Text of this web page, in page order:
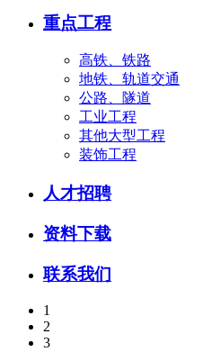
重点工程
高铁、铁路
地铁、轨道交通
公路、隧道
工业工程
其他大型工程
装饰工程
人才招聘
资料下载
联系我们
1
2
3